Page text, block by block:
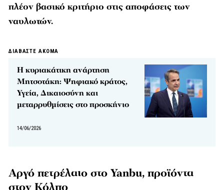
πλέον βασικό κριτήριο στις αποφάσεις των
ναυλωτών.
ΔΙΑΒΑΣΤΕ ΑΚΟΜΑ
Η κυριακάτικη ανάρτηση
Μητσοτάκη: Ψηφιακό κράτος,
Υγεία, Δικαιοσύνη και
μεταρρυθμίσεις στο προσκήνιο
14/06/2026
Αργό πετρέλαιο στο Yanbu, προϊόντα